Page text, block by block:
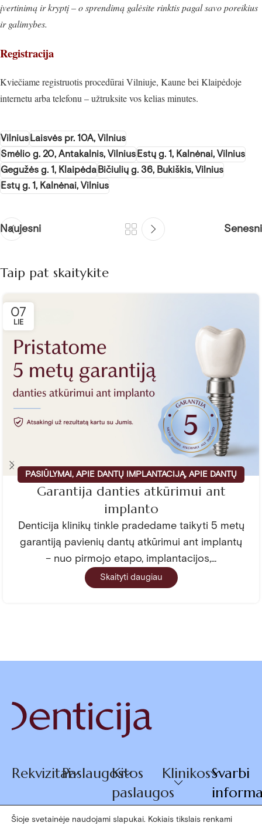
įvertinimą ir kryptį – o sprendimą galėsite rinktis pagal savo poreikius
ir galimybes.
Registracija
Kviečiame registruotis procedūrai Vilniuje, Kaune bei Klaipėdoje
internetu arba telefonu – užtruksite vos kelias minutes.
VilniusLaisvės pr. 10A, Vilnius
Smėlio g. 20, Antakalnis, VilniusEstų g. 1, Kalnėnai, Vilnius
Gegužės g. 1, KlaipėdaBičiulių g. 36, Bukiškis, Vilnius
Estų g. 1, Kalnėnai, Vilnius
Naujesni Senesni
Taip pat skaitykite
07
LIE
PASIŪLYMAI, APIE DANTŲ IMPLANTACIJĄ, APIE DANTŲ
PROTEZAVIMĄ
Garantija danties atkūrimui ant
implanto
Denticija klinikų tinkle pradedame taikyti 5 metų
garantiją pavienių dantų atkūrimui ant implantų
– nuo pirmojo etapo, implantacijos,...
Skaityti daugiau
RekvizitaiPaslaugosKitos
paslaugos
KlinikosSvarbi
Šioje svetainėje naudojami slapukai. Kokiais tikslais renkami